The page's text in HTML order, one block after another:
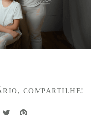
COMPARTILHE!